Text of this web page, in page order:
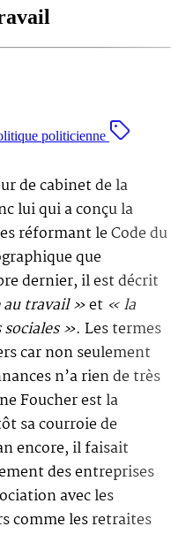
politicienne
de cabinet de la
lui qui a conçu la
réformant le Code du
que
dernier, il est décrit
au travail »et « la
sociales ». Les termes
car non seulement
n’a rien de très
Foucher est la
sa courroie de
encore, il faisait
des entreprises
avec les
comme les retraites